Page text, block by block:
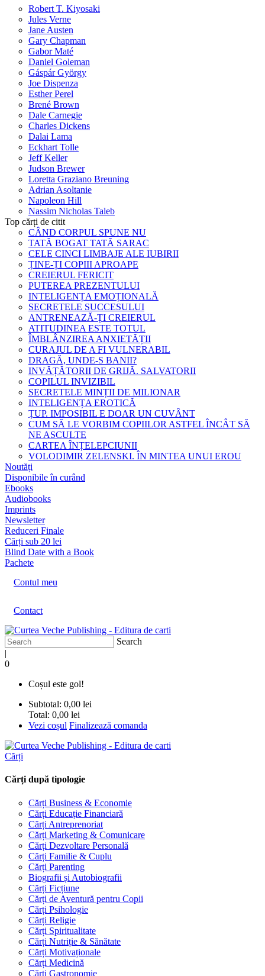
Robert T. Kiyosaki
Jules Verne
Jane Austen
Gary Chapman
Gabor Maté
Daniel Goleman
Gáspár György
Joe Dispenza
Esther Perel
Brené Brown
Dale Carnegie
Charles Dickens
Dalai Lama
Eckhart Tolle
Jeff Keller
Judson Brewer
Loretta Graziano Breuning
Adrian Asoltanie
Napoleon Hill
Nassim Nicholas Taleb
Top cărți de citit
CÂND CORPUL SPUNE NU
TATĂ BOGAT TATĂ SARAC
CELE CINCI LIMBAJE ALE IUBIRII
ȚINE-ȚI COPIII APROAPE
CREIERUL FERICIT
PUTEREA PREZENTULUI
INTELIGENȚA EMOȚIONALĂ
SECRETELE SUCCESULUI
ANTRENEAZĂ-ȚI CREIERUL
ATITUDINEA ESTE TOTUL
ÎMBLÂNZIREA ANXIETĂȚII
CURAJUL DE A FI VULNERABIL
DRAGĂ, UNDE-S BANII?
INVĂȚĂTORII DE GRIJĂ. SALVATORII
COPILUL INVIZIBIL
SECRETELE MINȚII DE MILIONAR
INTELIGENȚA EROTICĂ
ȚUP. IMPOSIBIL E DOAR UN CUVÂNT
CUM SĂ LE VORBIM COPIILOR ASTFEL ÎNCÂT SĂ
NE ASCULTE
CARTEA ÎNȚELEPCIUNII
VOLODIMIR ZELENSKI. ÎN MINTEA UNUI EROU
Noutăți
Disponibile în curând
Ebooks
Audiobooks
Imprints
Newsletter
Reduceri Finale
Cărți sub 20 lei
Blind Date with a Book
Pachete
Contul meu
Contact
Search
|
0
Coșul este gol!
Subtotal: 0,00 lei
Total: 0,00 lei
Vezi coșul Finalizează comanda
Cărți
Cărți după tipologie
Cărți Business & Economie
Cărți Educație Financiară
Cărți Antreprenoriat
Cărți Marketing & Comunicare
Cărți Dezvoltare Personală
Cărți Familie & Cuplu
Cărți Parenting
Biografii și Autobiografii
Cărți Ficțiune
Cărți de Aventură pentru Copii
Cărți Psihologie
Cărți Religie
Cărți Spiritualitate
Cărți Nutriție & Sănătate
Cărți Motivaționale
Cărți Medicină
Cărți Gastronomie